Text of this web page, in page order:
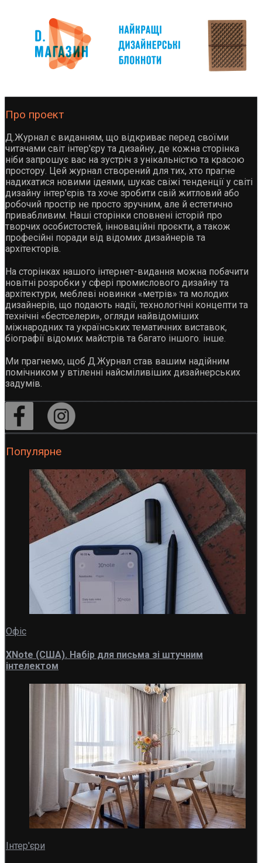
Про проект
Д.Журнал є виданням, що відкриває перед своїми
читачами світ інтер'єру та дизайну, де кожна сторінка
ніби запрошує вас на зустріч з унікальністю та красою
простору. Цей журнал створений для тих, хто прагне
надихатися новими ідеями, шукає свіжі тенденції у світі
дизайну інтер'єрів та хоче зробити свій житловий або
робочий простір не просто зручним, але й естетично
привабливим. Наші сторінки сповнені історій про
творчих особистостей, інноваційні проєкти, а також
професійні поради від відомих дизайнерів та
архітекторів.
На сторінках нашого інтернет-видання можна побачити
новітні розробки у сфері промислового дизайну та
архітектури, меблеві новинки «метрів» та молодих
дизайнерів, що подають надії, технологічні концепти та
технічні «бестселери», огляди найвідоміших
міжнародних та українських тематичних виставок,
біографії відомих майстрів та багато іншого. інше.
Ми прагнемо, щоб Д.Журнал став вашим надійним
помічником у втіленні найсміливіших дизайнерських
задумів.
Популярне
Офіс
XNote (США). Набір для письма зі штучним
інтелектом
Інтер'єри